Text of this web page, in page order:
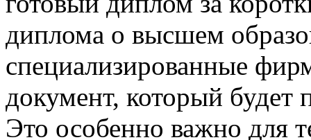
диплома о высшем
специализированные
документ, который будет
Это особенно важно для